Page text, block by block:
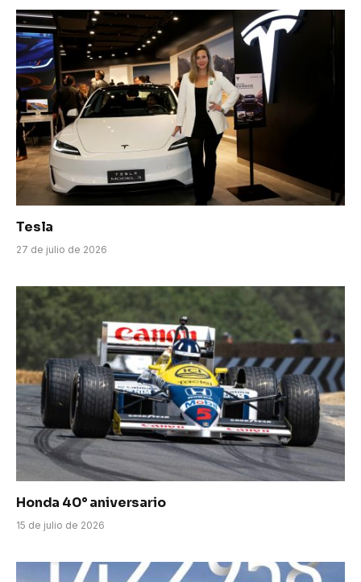
Tesla
27 de julio de 2026
Honda 40° aniversario
15 de julio de 2026